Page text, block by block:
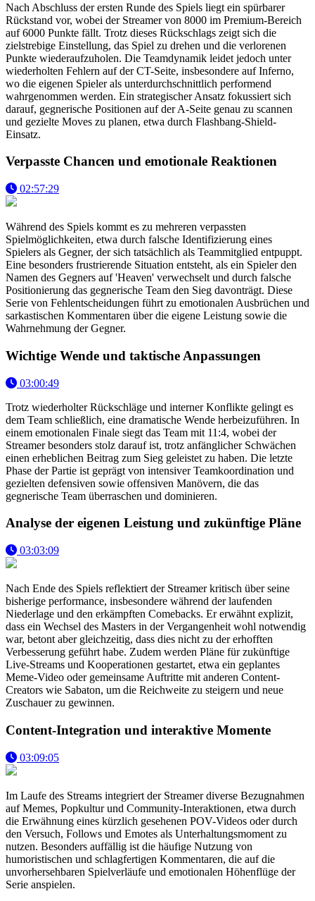
Nach Abschluss der ersten Runde des Spiels liegt ein spürbarer
Rückstand vor, wobei der Streamer von 8000 im Premium-Bereich
auf 6000 Punkte fällt. Trotz dieses Rückschlags zeigt sich die
zielstrebige Einstellung, das Spiel zu drehen und die verlorenen
Punkte wiederaufzuholen. Die Teamdynamik leidet jedoch unter
wiederholten Fehlern auf der CT-Seite, insbesondere auf Inferno,
wo die eigenen Spieler als unterdurchschnittlich performend
wahrgenommen werden. Ein strategischer Ansatz fokussiert sich
darauf, gegnerische Positionen auf der A-Seite genau zu scannen
und gezielte Moves zu planen, etwa durch Flashbang-Shield-
Einsatz.
Verpasste Chancen und emotionale Reaktionen
02:57:29
Während des Spiels kommt es zu mehreren verpassten
Spielmöglichkeiten, etwa durch falsche Identifizierung eines
Spielers als Gegner, der sich tatsächlich als Teammitglied entpuppt.
Eine besonders frustrierende Situation entsteht, als ein Spieler den
Namen des Gegners auf 'Heaven' verwechselt und durch falsche
Positionierung das gegnerische Team den Sieg davonträgt. Diese
Serie von Fehlentscheidungen führt zu emotionalen Ausbrüchen und
sarkastischen Kommentaren über die eigene Leistung sowie die
Wahrnehmung der Gegner.
Wichtige Wende und taktische Anpassungen
03:00:49
Trotz wiederholter Rückschläge und interner Konflikte gelingt es
dem Team schließlich, eine dramatische Wende herbeizuführen. In
einem emotionalen Finale siegt das Team mit 11:4, wobei der
Streamer besonders stolz darauf ist, trotz anfänglicher Schwächen
einen erheblichen Beitrag zum Sieg geleistet zu haben. Die letzte
Phase der Partie ist geprägt von intensiver Teamkoordination und
gezielten defensiven sowie offensiven Manövern, die das
gegnerische Team überraschen und dominieren.
Analyse der eigenen Leistung und zukünftige Pläne
03:03:09
Nach Ende des Spiels reflektiert der Streamer kritisch über seine
bisherige performance, insbesondere während der laufenden
Niederlage und den erkämpften Comebacks. Er erwähnt explizit,
dass ein Wechsel des Masters in der Vergangenheit wohl notwendig
war, betont aber gleichzeitig, dass dies nicht zu der erhofften
Verbesserung geführt habe. Zudem werden Pläne für zukünftige
Live-Streams und Kooperationen gestartet, etwa ein geplantes
Meme-Video oder gemeinsame Auftritte mit anderen Content-
Creators wie Sabaton, um die Reichweite zu steigern und neue
Zuschauer zu gewinnen.
Content-Integration und interaktive Momente
03:09:05
Im Laufe des Streams integriert der Streamer diverse Bezugnahmen
auf Memes, Popkultur und Community-Interaktionen, etwa durch
die Erwähnung eines kürzlich gesehenen POV-Videos oder durch
den Versuch, Follows und Emotes als Unterhaltungsmoment zu
nutzen. Besonders auffällig ist die häufige Nutzung von
humoristischen und schlagfertigen Kommentaren, die auf die
unvorhersehbaren Spielverläufe und emotionalen Höhenflüge der
Serie anspielen.